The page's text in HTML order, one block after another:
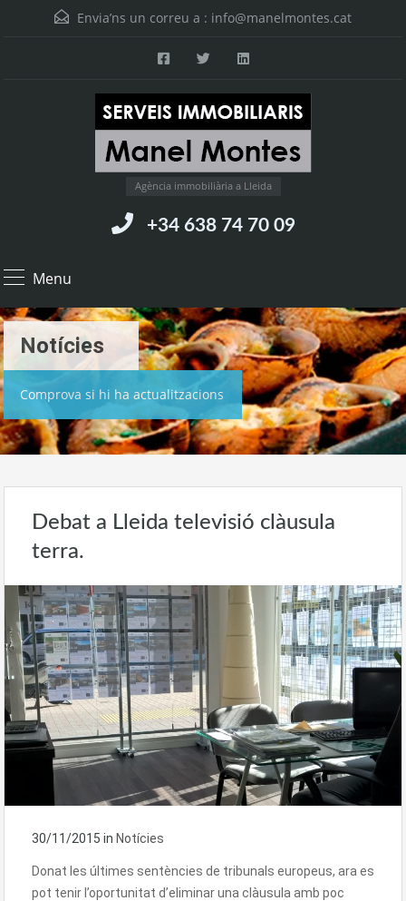
Envia’ns un correu a : info@manelmontes.cat
Agència immobiliària a Lleida
+34 638 74 70 09
Menu
Notícies
Comprova si hi ha actualitzacions
Debat a Lleida televisió clàusula
terra.
30/11/2015 in Notícies
Donat les últimes sentències de tribunals europeus, ara es
pot tenir l’oportunitat d’eliminar una clàusula amb poc